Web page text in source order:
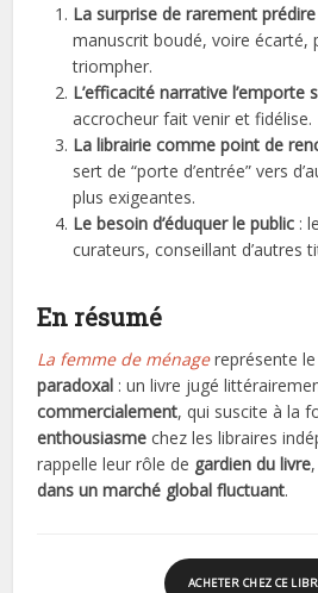
La surprise de rarement
manuscrit boudé, voire écarté,
triompher.
L’efficacité narrative l’emporte
accrocheur fait venir et fidélise.
La librairie comme point de
sert de “porte d’entrée” vers
plus exigeantes.
Le besoin d’éduquer le public :
curateurs, conseillant d’autres
En résumé
La femme de ménagereprésente
paradoxal : un livre jugé
commercialement, qui suscite à la
enthousiasme chez les libraires
rappelle leur rôle de gardien du livre
dans un marché global fluctuant.
ACHETER CHEZ CE